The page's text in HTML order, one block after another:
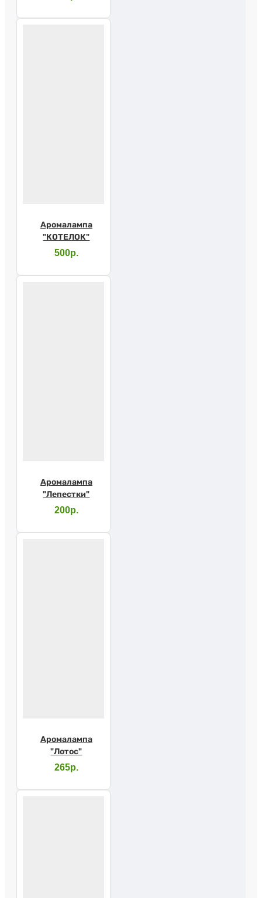
Аромалампа
"КОТЕЛОК"
500р.
Аромалампа
"Лепестки"
200р.
Аромалампа
"Лотос"
265р.